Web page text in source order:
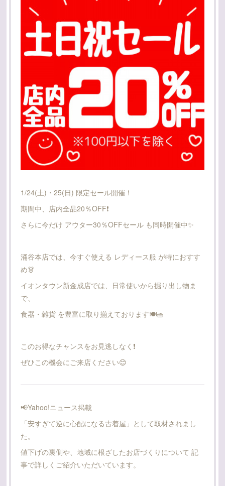
1/24(土)・25(日) 限定セール開催！
期間中、店内全品20％OFF❗️
さらに今だけ アウター30％OFFセール も同時開催中✨
涌谷本店では、今すぐ使える レディース服 が特におすす
め👗
イオンタウン新金成店では、日常使いから掘り出し物ま
で、
食器・雑貨 を豊富に取り揃えております🍽️🧺
このお得なチャンスをお見逃しなく❗
ぜひこの機会にご来店ください😊
📢Yahoo!ニュース掲載
「安すぎて逆に心配になる古着屋」として取材されまし
た。
値下げの裏側や、地域に根ざしたお店づくりについて 記
事で詳しくご紹介いただいています。